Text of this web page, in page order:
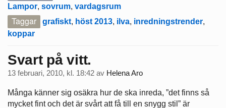
Lampor, sovrum, vardagsrum
Taggar grafiskt, höst 2013, ilva, inredningstrender,
koppar
Svart på vitt.
13 februari, 2010, kl. 18:42 av Helena Aro
Många känner sig osäkra hur de ska inreda, ”det finns så
mycket fint och det är svårt att få till en snygg stil” är